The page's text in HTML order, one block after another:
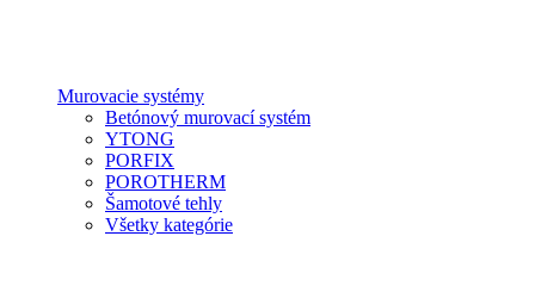
Murovacie systémy
Betónový murovací systém
YTONG
PORFIX
POROTHERM
Šamotové tehly
Všetky kategórie